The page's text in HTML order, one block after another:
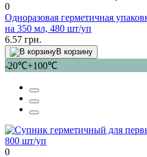
0
Одноразовая герметичная
на 350 мл, 480 шт/уп
6.57 грн.
В корзину
-20℃+100℃
0